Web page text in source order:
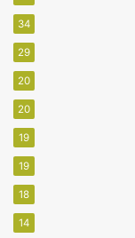
34
29
20
20
19
19
18
14